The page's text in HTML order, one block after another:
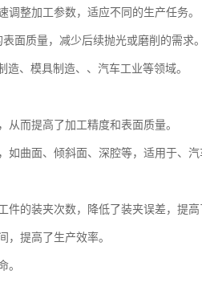
整加工参数，适应不同的生产任务。
面质量，减少后续抛光或磨削的需求。
、模具制造、、汽车工业等领域。
而提高了加工精度和表面质量。
曲面、倾斜面、深腔等，适用于、
的装夹次数，降低了装夹误差，提高
提高了生产效率。
。